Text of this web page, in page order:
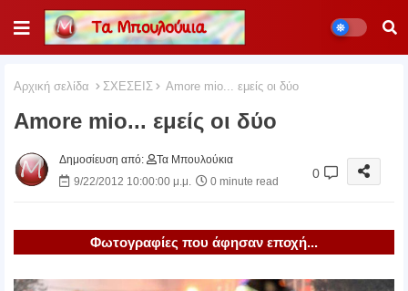
Αρχική σελίδα ΣΧΕΣΕΙΣ Amore mio... εμείς οι δύο
Amore mio... εμείς οι δύο
Δημοσίευση από:
Τα Μπουλούκια
9/22/2012 10:00:00 μ.μ.
0 minute read
0
Φωτογραφίες που άφησαν εποχή...